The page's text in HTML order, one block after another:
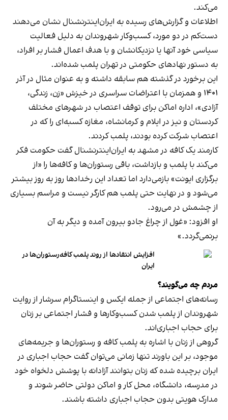
می‌کند.
اطلاعات و گزارش‌های رسیده به ایران‌اینترنشنال نشان می‌دهند
دست‌کم در دو مورد، کسب‌وکار شهروندان به دلیل فعالیت
سیاسی خود آنها یا نزدیکانشان و با هدف اعمال فشار بر افراد،
به دستور نهادهای حکومتی در تهران پلمب شده‌اند.
این برخورد در گذشته هم سابقه داشته و به عنوان مثال در آذر
۱۴۰۱ و همزمان با اعتراضات سراسری در خیزش «زن، زندگی،
آزادی»، اداره اماکن برای توقف اعتصاب در شهرهای مختلف
کردستان و نیز در ایلام و کرمانشاه، مغازه کسبه‌ای را که در
اعتصاب شرکت کرده بودند، پلمب کردند.
کارمند یک کافه در مشهد به ایران‌اینترنشنال گفت حکومت فکر
می‌کند با پلمب و بازداشت، باقی رستوران‌ها و کافه‌ها را «از
برگزاری ایونت» بازمی‌دارد اما تعداد این رخدادها روز به روز بیشتر
می‌شود و در نهایت حتی پلمب هم کارگر نیست و مراسم بسیاری
از چشمش در می‌رود.
او افزود: «غول از چراغ جادو بیرون آمده و دیگر به آن
برنمی‎‌گردد.»
افزایش انتقادها از روند پلمب کافه‌رستوران‌ها در
ایران
مردم چه می‌گویند؟
رسانه‎‌های اجتماعی از جمله ایکس و اینستاگرام سرشار از روایت
شهروندان از پلمب شدن کسب‌وکارها و فشار اجتماعی بر زنان
برای حجاب اجباری‌اند.
گروهی از زنان با اشاره به پلمب کافه و رستوران‌ها و جریمه‌های
موجود، بر این باورند تنها زمانی می‌توان گفت حجاب اجباری در
ایران برچیده شده که زنان بتوانند آزادانه با پوشش دلخواه خود
در مدرسه، دانشگاه، محل کار و اماکن دولتی حاضر شوند و
مدارک هویتی بدون حجاب اجباری داشته باشند.